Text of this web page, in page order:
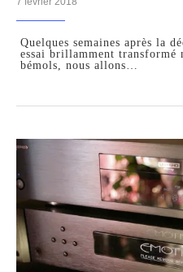
Quelques semaines après la
essai brillamment transformé
bémols, nous allons…